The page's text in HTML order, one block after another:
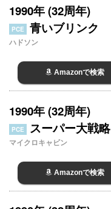
1990年 (32周年)
PCE 青いブリンク
ハドソン
Amazonで検索
1990年 (32周年)
PCE スーパー大戦略
マイクロキャビン
Amazonで検索